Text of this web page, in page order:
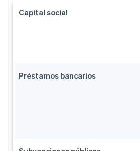
Capital social
Préstamos bancarios